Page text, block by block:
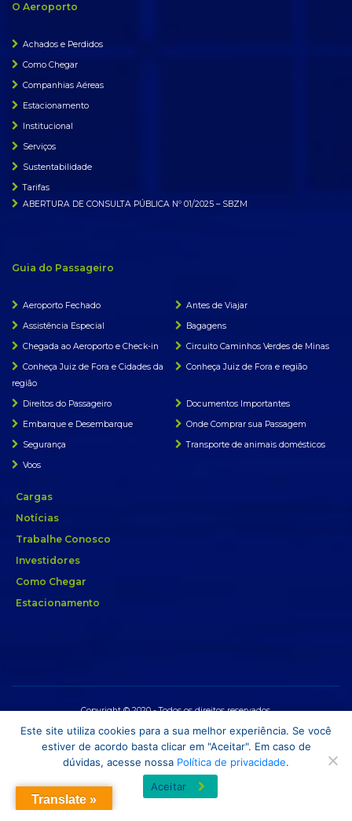
O Aeroporto
Achados e Perdidos
Como Chegar
Companhias Aéreas
Estacionamento
Institucional
Serviços
Sustentabilidade
Tarifas
ABERTURA DE CONSULTA PÚBLICA Nº 01/2025 – SBZM
Guia do Passageiro
Aeroporto Fechado
Antes de Viajar
Assistência Especial
Bagagens
Chegada ao Aeroporto e Check-in
Circuito Caminhos Verdes de Minas
Conheça Juiz de Fora e Cidades da
região
Conheça Juiz de Fora e região
Direitos do Passageiro
Documentos Importantes
Embarque e Desembarque
Onde Comprar sua Passagem
Segurança
Transporte de animais domésticos
Voos
Cargas
Notícias
Trabalhe Conosco
Investidores
Como Chegar
Estacionamento
Copyright © 2020 - Todos os direitos reservados.
Translate »
Este site utiliza cookies para a sua melhor experiência. Se você
estiver de acordo basta clicar em "Aceitar". Em caso de
dúvidas, acesse nossa Política de privacidade.
Aceitar